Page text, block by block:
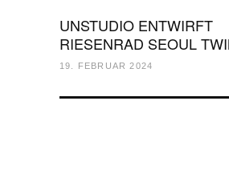
UNSTUDIO ENTWIRFT
RIESENRAD SEOUL
19. FEBRUAR 2024